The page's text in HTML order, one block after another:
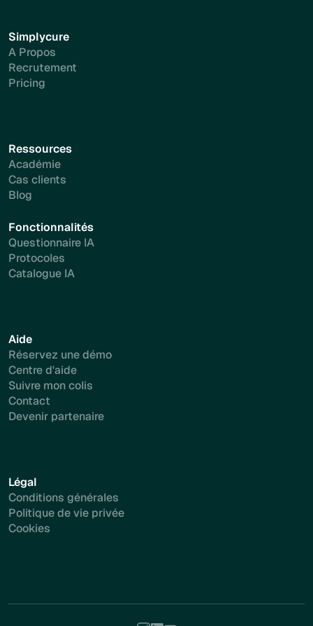
Simplycure
A Propos
Recrutement
Pricing
Ressources
Académie
Cas clients
Blog
Fonctionnalités
Questionnaire IA
Protocoles
Catalogue IA
Aide
Réservez une démo
Centre d'aide
Suivre mon colis
Contact
Devenir partenaire
Légal
Conditions générales
Politique de vie privée
Cookies